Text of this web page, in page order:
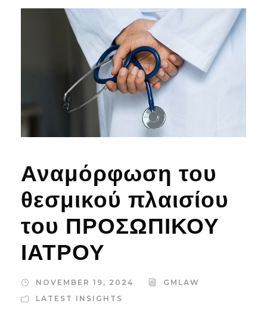
Αναμόρφωση του
θεσμικού πλαισίου
του ΠΡΟΣΩΠΙΚΟΥ
ΙΑΤΡΟΥ
NOVEMBER 19, 2024
GMLAW
LATEST INSIGHTS